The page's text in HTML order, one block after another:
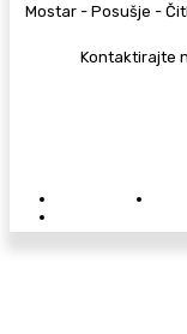
Mostar - Posušje -
Kontaktirajte